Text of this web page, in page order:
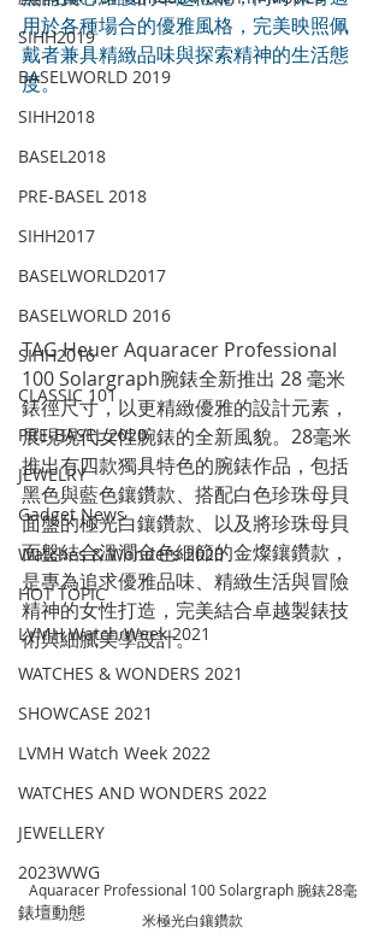
SIHH2019
BASELWORLD 2019
SIHH2018
BASEL2018
PRE-BASEL 2018
SIHH2017
BASELWORLD2017
BASELWORLD 2016
SIHH2016
CLASSIC 101
PRE-BASEL 2020
JEWELRY
Gadget News
Watches & Wonders 2020
HOT TOPIC
LVMH Watch Week 2021
WATCHES & WONDERS 2021
SHOWCASE 2021
LVMH Watch Week 2022
WATCHES AND WONDERS 2022
JEWELLERY
2023WWG
錶壇動態
用於各種場合的優雅風格，完美映照佩
戴者兼具精緻品味與探索精神的生活態
度。
TAG Heuer Aquaracer Professional
100 Solargraph腕錶全新推出 28 毫米
錶徑尺寸，以更精緻優雅的設計元素，
展現現代女性腕錶的全新風貌。28毫米
推出有四款獨具特色的腕錶作品，包括
黑色與藍色鑲鑽款、搭配白色珍珠母貝
面盤的極光白鑲鑽款、以及將珍珠母貝
面盤結合溫潤金色細節的金燦鑲鑽款，
是專為追求優雅品味、精緻生活與冒險
精神的女性打造，完美結合卓越製錶技
術與細膩美學設計。
Aquaracer Professional 100 Solargraph 腕錶28毫
米極光白鑲鑽款